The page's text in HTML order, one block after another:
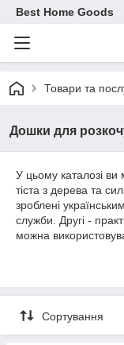
Best Home Goods
Товари та
Дошки для
У цьому каталозі
тіста з дерева та
зроблені
служби. Другі -
можна
Усі товари
обробку замовлень
службам. Ми
Сортування